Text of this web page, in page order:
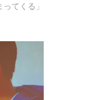
てくる」